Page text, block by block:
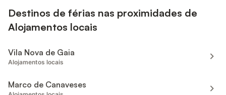
Destinos de férias nas proximidades de
Alojamentos locais
Vila Nova de Gaia
Alojamentos locais
Marco de Canaveses